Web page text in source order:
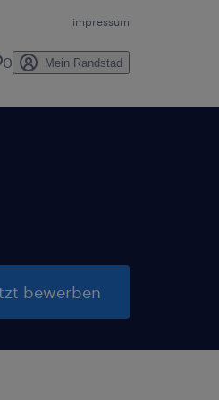
impressum
0 Mein Randstad
bewerben